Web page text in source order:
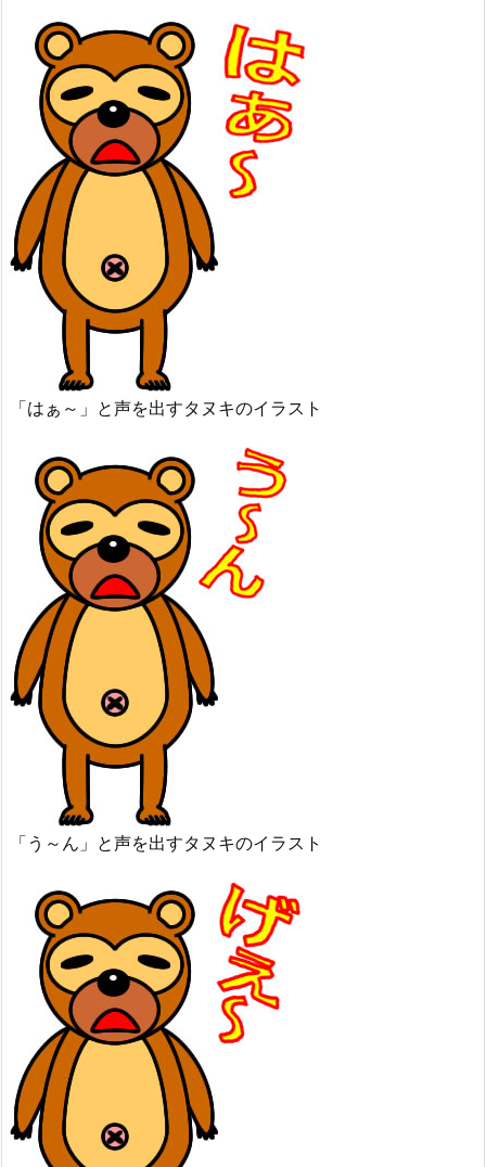
「はぁ～」と声を出すタヌキのイラスト
「う～ん」と声を出すタヌキのイラスト